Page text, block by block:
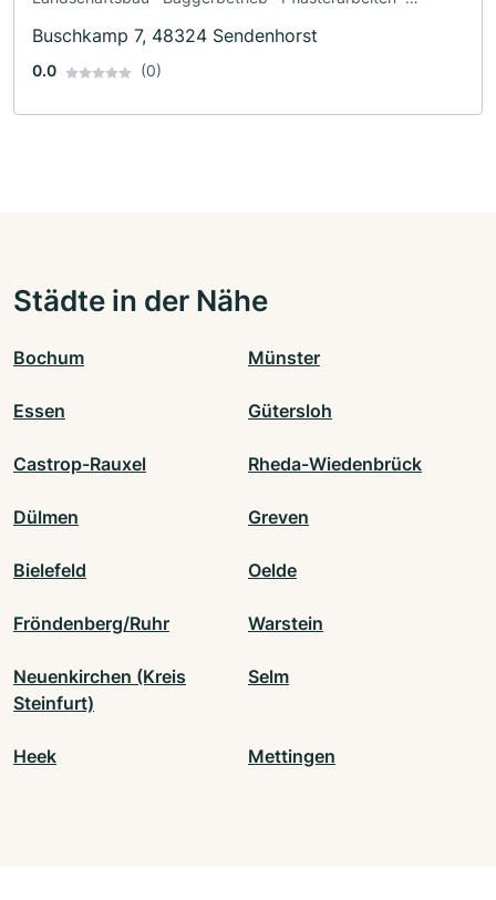
Buschkamp 7, 48324 Sendenhorst
0.0 (0)
Städte in der Nähe
Bochum Münster
Essen Gütersloh
Castrop-Rauxel Rheda-Wiedenbrück
Dülmen Greven
Bielefeld Oelde
Fröndenberg/Ruhr Warstein
Neuenkirchen (Kreis
Steinfurt)
Selm
Heek Mettingen